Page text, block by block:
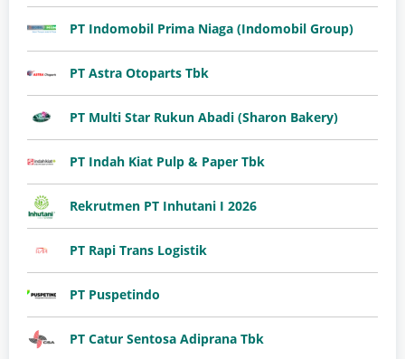
PT Indomobil Prima Niaga (Indomobil Group)
PT Astra Otoparts Tbk
PT Multi Star Rukun Abadi (Sharon Bakery)
PT Indah Kiat Pulp & Paper Tbk
Rekrutmen PT Inhutani I 2026
PT Rapi Trans Logistik
PT Puspetindo
PT Catur Sentosa Adiprana Tbk